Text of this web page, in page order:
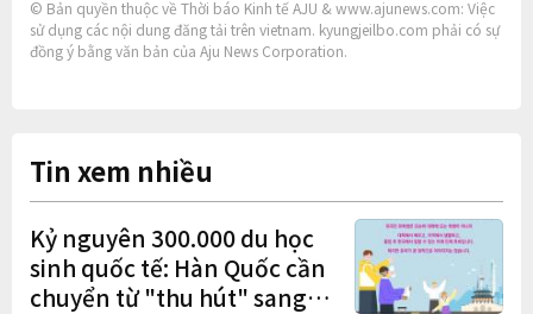
© Bản quyền thuộc về Thời báo Kinh tế AJU & www.ajunews.com: Việc
sử dụng các nội dung đăng tải trên vietnam. kyungjeilbo.com phải có sự
đồng ý bằng văn bản của Aju News Corporation.
Tin xem nhiều
Kỷ nguyên 300.000 du học
sinh quốc tế: Hàn Quốc cần
chuyển từ "thu hút" sang